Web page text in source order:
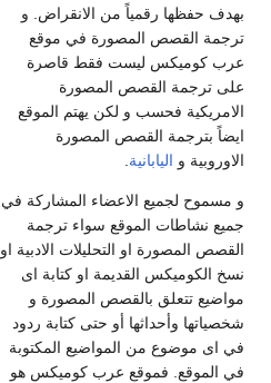
بهدف حفظها رقمياً من الانقراض. و
ترجمة القصص المصورة في موقع
عرب كوميكس ليست فقط قاصرة
على ترجمة القصص المصورة
الامريكية فحسب و لكن يهتم الموقع
ايضاً بترجمة القصص المصورة
الاوروبية و اليابانية
و مسموح لجميع الاعضاء المشاركة في
جميع نشاطات الموقع سواء ترجمة
القصص المصورة او التحليلات الادبية او
نسخ الكوميكس القديمة او كتابة اى
مواضيع تتعلق بالقصص المصورة و
شخصياتها وأحداثها أو حتى كتابة ردود
في اى موضوع من المواضيع المكتوبة
في الموقع. فموقع عرب كوميكس هو